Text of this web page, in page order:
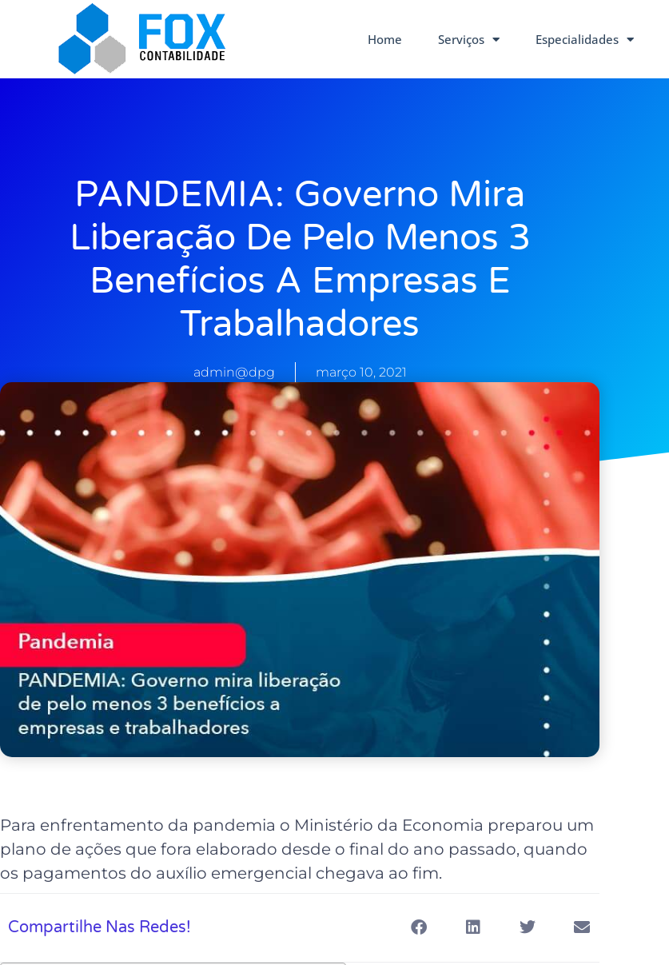
Home Serviços Especialidades
PANDEMIA: Governo Mira
Liberação De Pelo Menos 3
Benefícios A Empresas E
Trabalhadores
admin@dpg março 10, 2021
Para enfrentamento da pandemia o Ministério da Economia preparou um
plano de ações que fora elaborado desde o final do ano passado, quando
os pagamentos do auxílio emergencial chegava ao fim.
Compartilhe Nas Redes!